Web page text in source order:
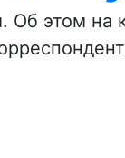
этом на